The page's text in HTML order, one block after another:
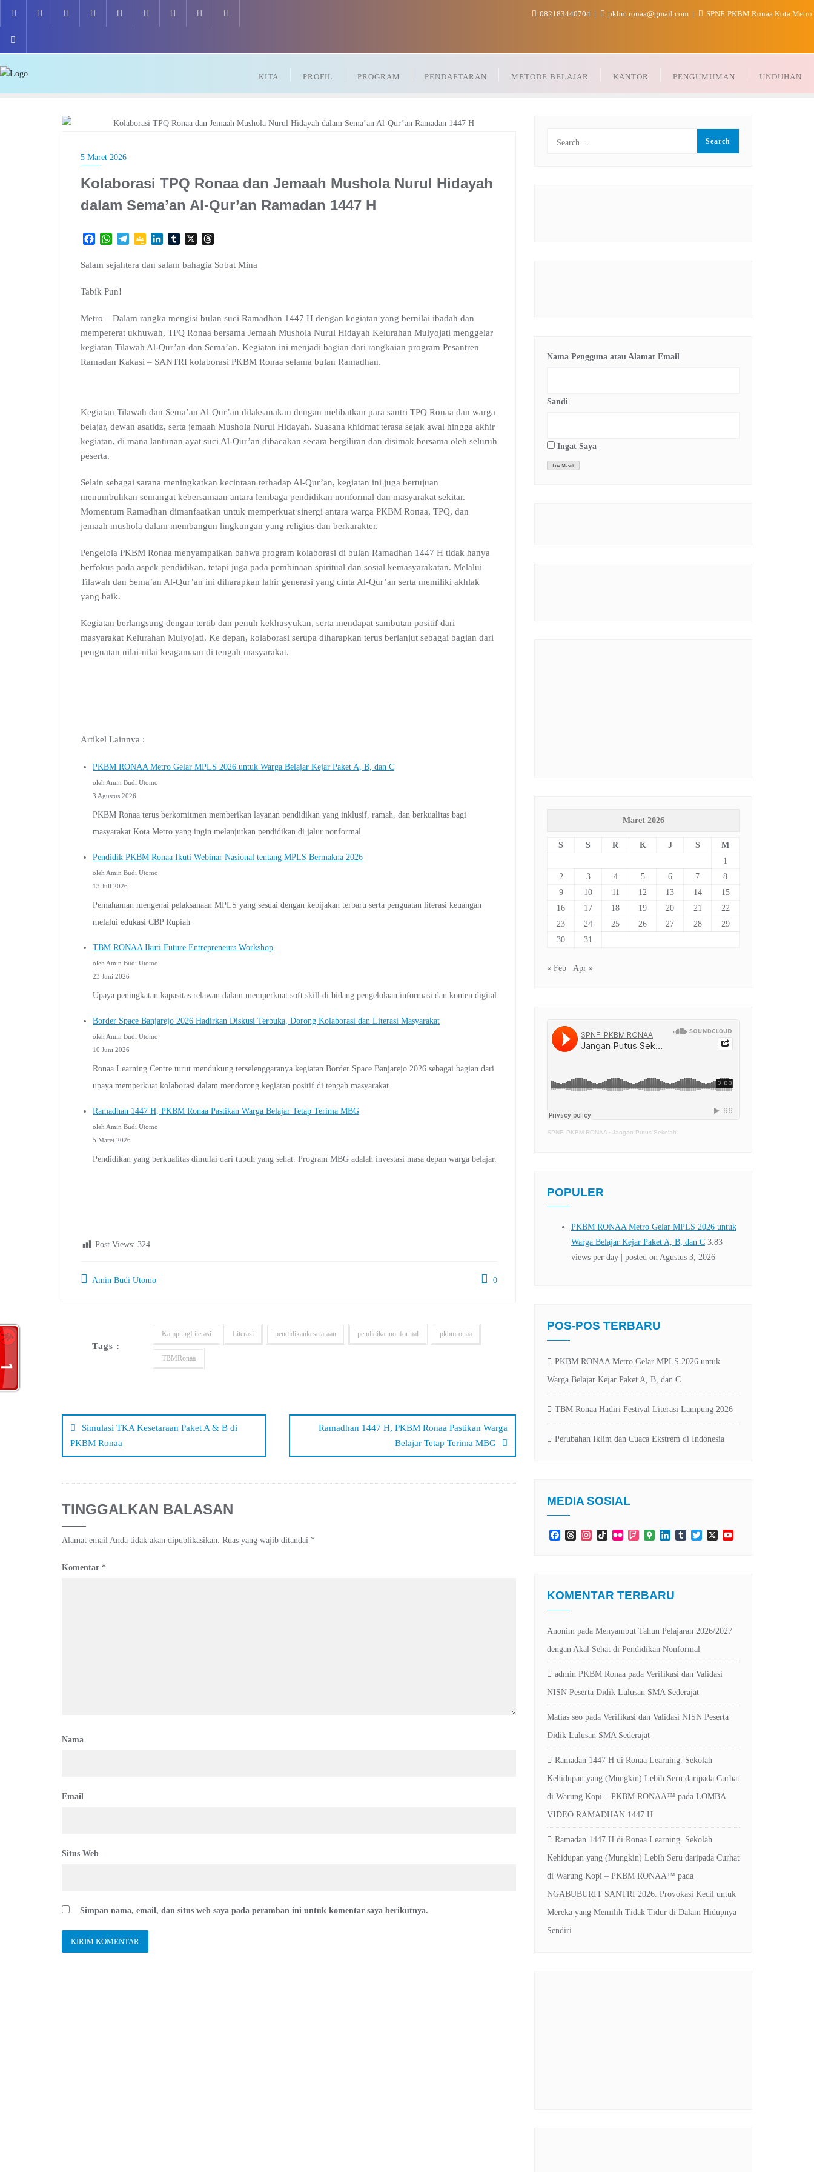
content
082183440704 pkbm.ronaa@gmail.com SPNF. PKBM Ronaa Kota Metro
KITA PROFIL PROGRAM PENDAFTARAN METODE BELAJAR KANTOR PENGUMUMAN UNDUHAN
5 Maret 2026
Kolaborasi TPQ Ronaa dan Jemaah Mushola Nurul Hidayah
dalam Sema’an Al-Qur’an Ramadan 1447 H
c
b
k
W
a
p
l
m
G
o
l
a
s
m
n
n
m
X
r
Salam sejahtera dan salam bahagia Sobat Mina
Tabik Pun!
Metro – Dalam rangka mengisi bulan suci Ramadhan 1447 H dengan kegiatan yang bernilai ibadah dan
mempererat ukhuwah, TPQ Ronaa bersama Jemaah Mushola Nurul Hidayah Kelurahan Mulyojati menggelar
kegiatan Tilawah Al-Qur’an dan Sema’an. Kegiatan ini menjadi bagian dari rangkaian program Pesantren
Ramadan Kakasi – SANTRI kolaborasi PKBM Ronaa selama bulan Ramadhan.
Kegiatan Tilawah dan Sema’an Al-Qur’an dilaksanakan dengan melibatkan para santri TPQ Ronaa dan warga
belajar, dewan asatidz, serta jemaah Mushola Nurul Hidayah. Suasana khidmat terasa sejak awal hingga akhir
kegiatan, di mana lantunan ayat suci Al-Qur’an dibacakan secara bergiliran dan disimak bersama oleh seluruh
peserta.
Selain sebagai sarana meningkatkan kecintaan terhadap Al-Qur’an, kegiatan ini juga bertujuan
menumbuhkan semangat kebersamaan antara lembaga pendidikan nonformal dan masyarakat sekitar.
Momentum Ramadhan dimanfaatkan untuk memperkuat sinergi antara warga PKBM Ronaa, TPQ, dan
jemaah mushola dalam membangun lingkungan yang religius dan berkarakter.
Pengelola PKBM Ronaa menyampaikan bahwa program kolaborasi di bulan Ramadhan 1447 H tidak hanya
berfokus pada aspek pendidikan, tetapi juga pada pembinaan spiritual dan sosial kemasyarakatan. Melalui
Tilawah dan Sema’an Al-Qur’an ini diharapkan lahir generasi yang cinta Al-Qur’an serta memiliki akhlak
yang baik.
Kegiatan berlangsung dengan tertib dan penuh kekhusyukan, serta mendapat sambutan positif dari
masyarakat Kelurahan Mulyojati. Ke depan, kolaborasi serupa diharapkan terus berlanjut sebagai bagian dari
penguatan nilai-nilai keagamaan di tengah masyarakat.
Artikel Lainnya :
PKBM RONAA Metro Gelar MPLS 2026 untuk Warga Belajar Kejar Paket A, B, dan C
oleh Amin Budi Utomo
3 Agustus 2026
PKBM Ronaa terus berkomitmen memberikan layanan pendidikan yang inklusif, ramah, dan berkualitas bagi
masyarakat Kota Metro yang ingin melanjutkan pendidikan di jalur nonformal.
Pendidik PKBM Ronaa Ikuti Webinar Nasional tentang MPLS Bermakna 2026
oleh Amin Budi Utomo
13 Juli 2026
Pemahaman mengenai pelaksanaan MPLS yang sesuai dengan kebijakan terbaru serta penguatan literasi keuangan
melalui edukasi CBP Rupiah
TBM RONAA Ikuti Future Entrepreneurs Workshop
oleh Amin Budi Utomo
23 Juni 2026
Upaya peningkatan kapasitas relawan dalam memperkuat soft skill di bidang pengelolaan informasi dan konten digital
Border Space Banjarejo 2026 Hadirkan Diskusi Terbuka, Dorong Kolaborasi dan Literasi Masyarakat
oleh Amin Budi Utomo
10 Juni 2026
Ronaa Learning Centre turut mendukung terselenggaranya kegiatan Border Space Banjarejo 2026 sebagai bagian dari
upaya memperkuat kolaborasi dalam mendorong kegiatan positif di tengah masyarakat.
Ramadhan 1447 H, PKBM Ronaa Pastikan Warga Belajar Tetap Terima MBG
oleh Amin Budi Utomo
5 Maret 2026
Pendidikan yang berkualitas dimulai dari tubuh yang sehat. Program MBG adalah investasi masa depan warga belajar.
Post Views: 324
Amin Budi Utomo 0
Tags :
KampungLiterasi Literasi pendidikankesetaraan pendidikannonformal pkbmronaa
TBMRonaa
Navigasi
pos
Simulasi TKA Kesetaraan Paket A & B di
PKBM Ronaa
Ramadhan 1447 H, PKBM Ronaa Pastikan Warga
Belajar Tetap Terima MBG
TINGGALKAN BALASAN
Alamat email Anda tidak akan dipublikasikan. Ruas yang wajib ditandai *
Komentar *
Nama
Email
Situs Web
Simpan nama, email, dan situs web saya pada peramban ini untuk komentar saya berikutnya.
Nama Pengguna atau Alamat Email
Sandi
Ingat Saya
Maret 2026
S S R K J S
M
1
2
3 4 5 6 7
8
9
10 11 12 13 14
15
16
17 18 19 20 21
22
23
24 25 26 27 28
29
30
31
« Feb Apr »
SPNF. PKBM RONAA · Jangan Putus Sekolah
POPULER
POS-POS TERBARU
PKBM RONAA Metro Gelar MPLS 2026 untuk
Warga Belajar Kejar Paket A, B, dan C
TBM Ronaa Hadiri Festival Literasi Lampung 2026
Perubahan Iklim dan Cuaca Ekstrem di Indonesia
MEDIA SOSIAL
FacebookThreadsInstagramTikTokFlickr Foursquare
GoogleLinkedInTumblrTwitter
X
KOMENTAR TERBARU
Anonim pada Menyambut Tahun Pelajaran 2026/2027
dengan Akal Sehat di Pendidikan Nonformal
admin PKBM Ronaa pada Verifikasi dan Validasi
NISN Peserta Didik Lulusan SMA Sederajat
Matias seo pada Verifikasi dan Validasi NISN Peserta
Didik Lulusan SMA Sederajat
Ramadan 1447 H di Ronaa Learning. Sekolah
Kehidupan yang (Mungkin) Lebih Seru daripada Curhat
di Warung Kopi – PKBM RONAA™ pada LOMBA
VIDEO RAMADHAN 1447 H
Ramadan 1447 H di Ronaa Learning. Sekolah
Kehidupan yang (Mungkin) Lebih Seru daripada Curhat
di Warung Kopi – PKBM RONAA™ pada
NGABUBURIT SANTRI 2026. Provokasi Kecil untuk
Mereka yang Memilih Tidak Tidur di Dalam Hidupnya
Sendiri